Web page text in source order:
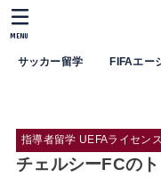
サッカー留学 FIFAエー
MENU
指導者留学 UEFAライセンス
チェルシーFCの